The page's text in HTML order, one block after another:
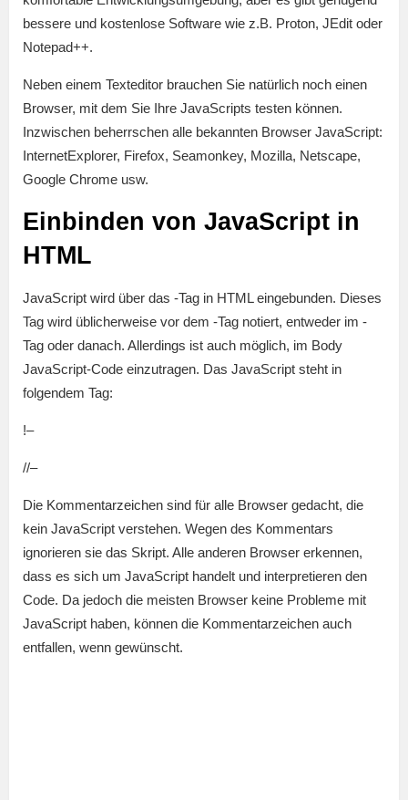
bessere und kostenlose Software wie z.B. Proton, JEdit oder
Notepad++.
Neben einem Texteditor brauchen Sie natürlich noch einen
Browser, mit dem Sie Ihre JavaScripts testen können.
Inzwischen beherrschen alle bekannten Browser JavaScript:
InternetExplorer, Firefox, Seamonkey, Mozilla, Netscape,
Google Chrome usw.
Einbinden von JavaScript in
HTML
JavaScript wird über das -Tag in HTML eingebunden. Dieses
Tag wird üblicherweise vor dem -Tag notiert, entweder im -
Tag oder danach. Allerdings ist auch möglich, im Body
JavaScript-Code einzutragen. Das JavaScript steht in
folgendem Tag:
!–
//–
Die Kommentarzeichen sind für alle Browser gedacht, die
kein JavaScript verstehen. Wegen des Kommentars
ignorieren sie das Skript. Alle anderen Browser erkennen,
dass es sich um JavaScript handelt und interpretieren den
Code. Da jedoch die meisten Browser keine Probleme mit
JavaScript haben, können die Kommentarzeichen auch
entfallen, wenn gewünscht.